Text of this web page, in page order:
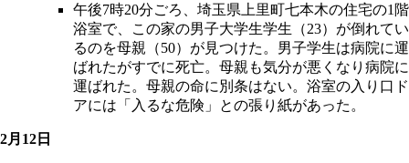
午後7時20分ごろ、埼玉県上里町七本木の住宅の1階
浴室で、この家の男子大学生学生（23）が倒れてい
るのを母親（50）が見つけた。男子学生は病院に運
ばれたがすでに死亡。母親も気分が悪くなり病院に
運ばれた。母親の命に別条はない。浴室の入り口ド
アには「入るな危険」との張り紙があった。
2月12日